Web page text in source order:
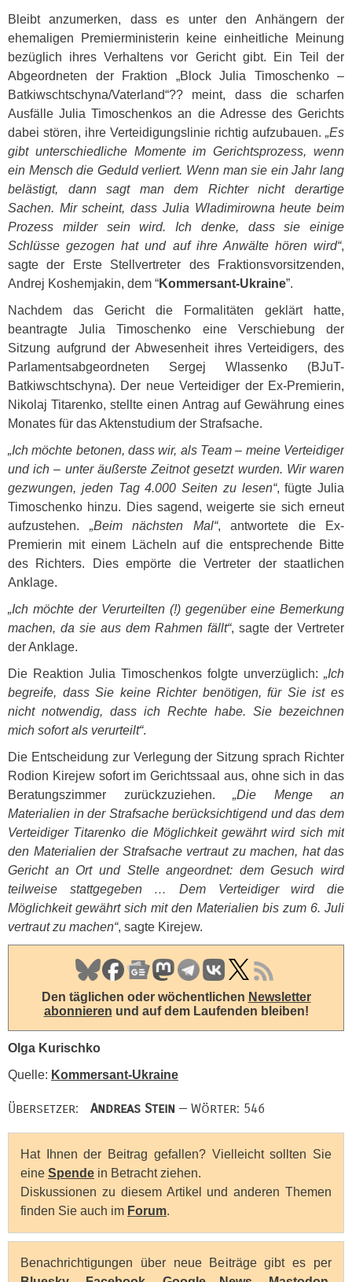
Bleibt anzumerken, dass es unter den Anhängern der
ehemaligen Premierministerin keine einheitliche Meinung
bezüglich ihres Verhaltens vor Gericht gibt. Ein Teil der
Abgeordneten der Fraktion „Block Julia Timoschenko –
Batkiwschtschyna/Vaterland“?? meint, dass die scharfen
Ausfälle Julia Timoschenkos an die Adresse des Gerichts
dabei stören, ihre Verteidigungslinie richtig aufzubauen. „Es
gibt unterschiedliche Momente im Gerichtsprozess, wenn
ein Mensch die Geduld verliert. Wenn man sie ein Jahr lang
belästigt, dann sagt man dem Richter nicht derartige
Sachen. Mir scheint, dass Julia Wladimirowna heute beim
Prozess milder sein wird. Ich denke, dass sie einige
Schlüsse gezogen hat und auf ihre Anwälte hören wird“,
sagte der Erste Stellvertreter des Fraktionsvorsitzenden,
Andrej Koshemjakin, dem “Kommersant-Ukraine”.
Nachdem das Gericht die Formalitäten geklärt hatte,
beantragte Julia Timoschenko eine Verschiebung der
Sitzung aufgrund der Abwesenheit ihres Verteidigers, des
Parlamentsabgeordneten Sergej Wlassenko (BJuT-
Batkiwschtschyna). Der neue Verteidiger der Ex-Premierin,
Nikolaj Titarenko, stellte einen Antrag auf Gewährung eines
Monates für das Aktenstudium der Strafsache.
„Ich möchte betonen, dass wir, als Team – meine Verteidiger
und ich – unter äußerste Zeitnot gesetzt wurden. Wir waren
gezwungen, jeden Tag 4.000 Seiten zu lesen“, fügte Julia
Timoschenko hinzu. Dies sagend, weigerte sie sich erneut
aufzustehen. „Beim nächsten Mal“, antwortete die Ex-
Premierin mit einem Lächeln auf die entsprechende Bitte
des Richters. Dies empörte die Vertreter der staatlichen
Anklage.
„Ich möchte der Verurteilten (!) gegenüber eine Bemerkung
machen, da sie aus dem Rahmen fällt“, sagte der Vertreter
der Anklage.
Die Reaktion Julia Timoschenkos folgte unverzüglich: „Ich
begreife, dass Sie keine Richter benötigen, für Sie ist es
nicht notwendig, dass ich Rechte habe. Sie bezeichnen
mich sofort als verurteilt“.
Die Entscheidung zur Verlegung der Sitzung sprach Richter
Rodion Kirejew sofort im Gerichtssaal aus, ohne sich in das
Beratungszimmer zurückzuziehen. „Die Menge an
Materialien in der Strafsache berücksichtigend und das dem
Verteidiger Titarenko die Möglichkeit gewährt wird sich mit
den Materialien der Strafsache vertraut zu machen, hat das
Gericht an Ort und Stelle angeordnet: dem Gesuch wird
teilweise stattgegeben … Dem Verteidiger wird die
Möglichkeit gewährt sich mit den Materialien bis zum 6. Juli
vertraut zu machen“, sagte Kirejew.
Den täglichen oder wöchentlichen Newsletter
abonnieren und auf dem Laufenden bleiben!
Olga Kurischko
Quelle: Kommersant-Ukraine
Übersetzer: Andreas Stein — Wörter: 546
Hat Ihnen der Beitrag gefallen? Vielleicht sollten Sie
eine Spende in Betracht ziehen.
Diskussionen zu diesem Artikel und anderen Themen
finden Sie auch im Forum.
Benachrichtigungen über neue Beiträge gibt es per